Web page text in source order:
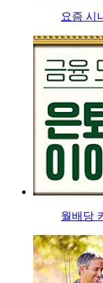
요즘 시
월배당